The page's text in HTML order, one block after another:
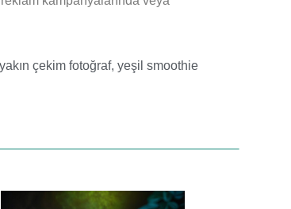
yakın çekim fotoğraf, yeşil smoothie